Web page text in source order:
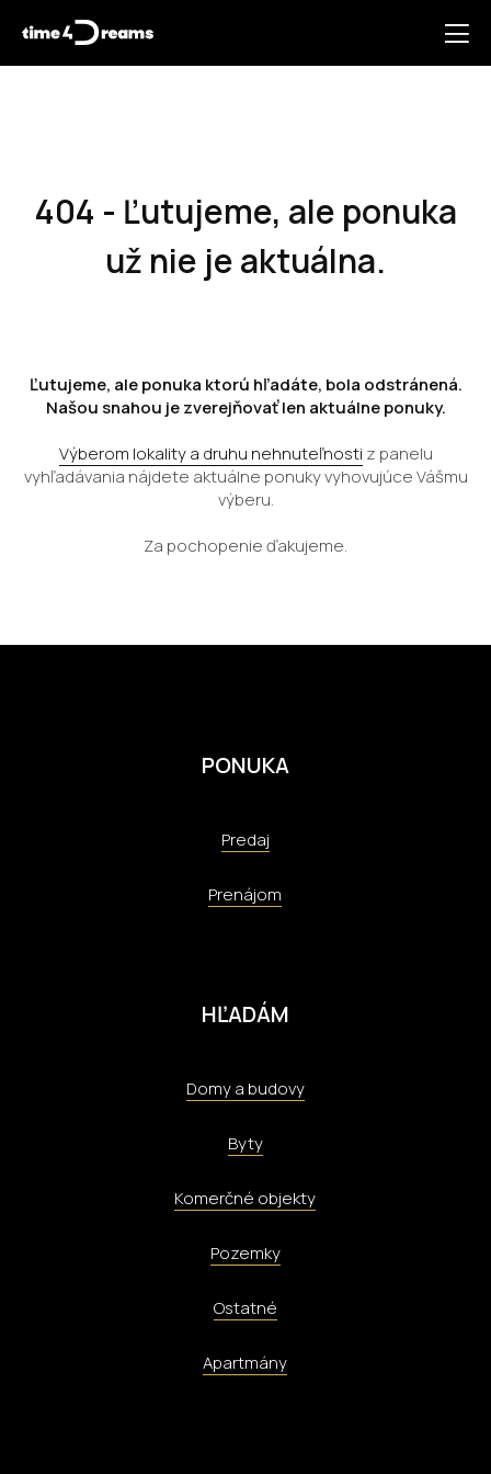
404 - Ľutujeme, ale ponuka
už nie je aktuálna.
Ľutujeme, ale ponuka ktorú hľadáte, bola odstránená.
Našou snahou je zverejňovať len aktuálne ponuky.
Výberom lokality a druhu nehnuteľnosti z panelu
vyhľadávania nájdete aktuálne ponuky vyhovujúce Vášmu
výberu.
Za pochopenie ďakujeme.
PONUKA
Predaj
Prenájom
HĽADÁM
Domy a budovy
Byty
Komerčné objekty
Pozemky
Ostatné
Apartmány